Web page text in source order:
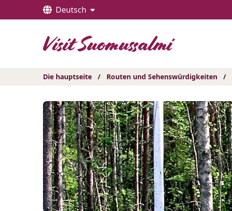
sisältöön
Deutsch
Die hauptseite / Routen und Sehenswürdigkeiten /